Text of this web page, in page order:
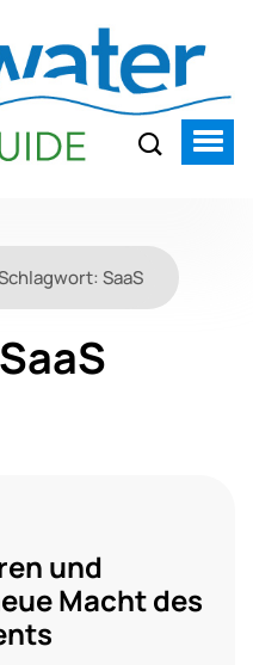
SaaS
SaaS
und
Macht des